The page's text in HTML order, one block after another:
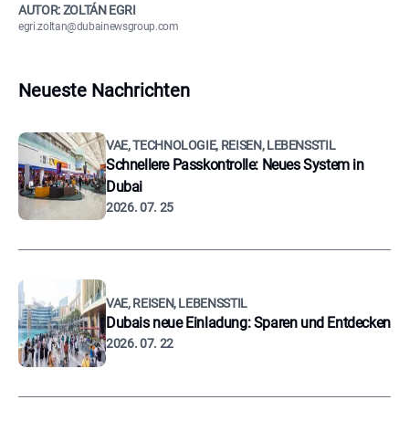
AUTOR: ZOLTÁN EGRI
egri.zoltan@dubainewsgroup.com
Neueste Nachrichten
VAE, TECHNOLOGIE, REISEN, LEBENSSTIL
Schnellere Passkontrolle: Neues System in
Dubai
2026. 07. 25
VAE, REISEN, LEBENSSTIL
Dubais neue Einladung: Sparen und Entdecken
2026. 07. 22